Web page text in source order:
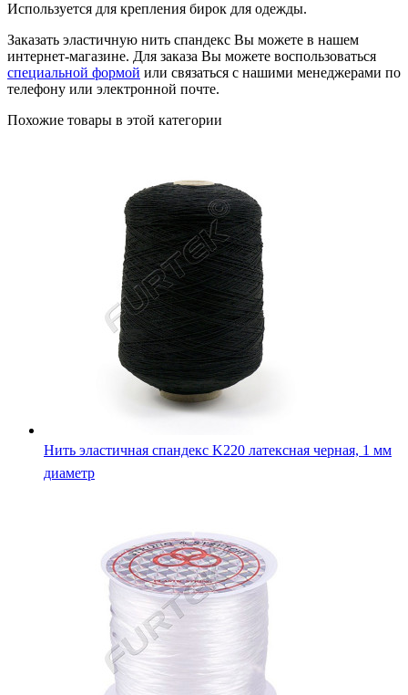
Используется для крепления бирок для одежды.
Заказать эластичную нить спандекс Вы можете в нашем
интернет-магазине. Для заказа Вы можете воспользоваться
специальной формой или связаться с нашими менеджерами по
телефону или электронной почте.
Похожие товары в этой категории
Нить эластичная спандекс K220 латексная черная, 1 мм
диаметр